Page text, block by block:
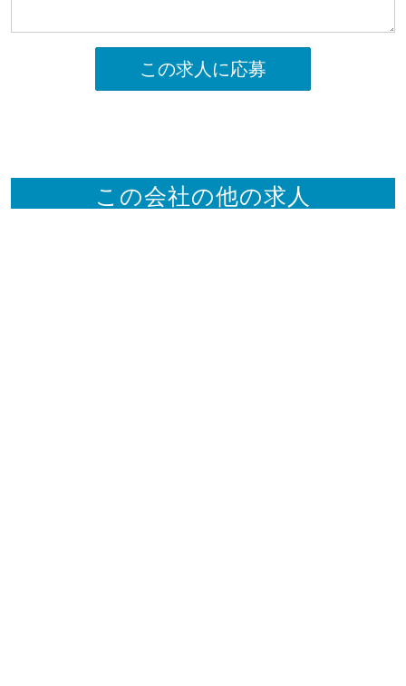
この求人に応募
この会社の他の求人